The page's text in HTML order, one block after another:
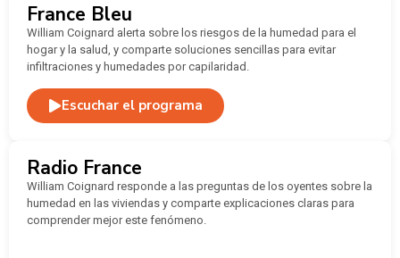
France Bleu
William Coignard alerta sobre los riesgos de la humedad para el
hogar y la salud, y comparte soluciones sencillas para evitar
infiltraciones y humedades por capilaridad.
Escuchar el programa
Radio France
William Coignard responde a las preguntas de los oyentes sobre la
humedad en las viviendas y comparte explicaciones claras para
comprender mejor este fenómeno.